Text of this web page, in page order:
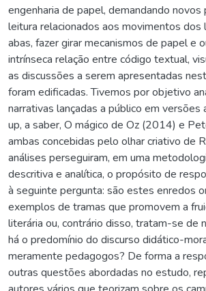
engenharia de papel, demandando
leitura relacionados aos movimentos dos
abas, fazer girar mecanismos de papel e
intrínseca relação entre código textual,
as discussões a serem apresentadas
foram edificadas. Tivemos por objetivo
narrativas lançadas a público em
up, a saber, O mágico de Oz (2014) e
ambas concebidas pelo olhar criativo de
análises perseguiram, em uma
descritiva e analítica, o propósito de
à seguinte pergunta: são estes enredos
exemplos de tramas que promovem a
literária ou, contrário disso, tratam-se de
há o predomínio do discurso didático-
meramente pedagogos? De forma a
outras questões abordadas no estudo,